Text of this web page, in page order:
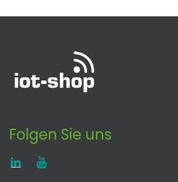
Folgen Sie uns